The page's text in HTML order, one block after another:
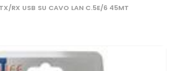
RX USB SU CAVO LAN C.5E/6 45MT